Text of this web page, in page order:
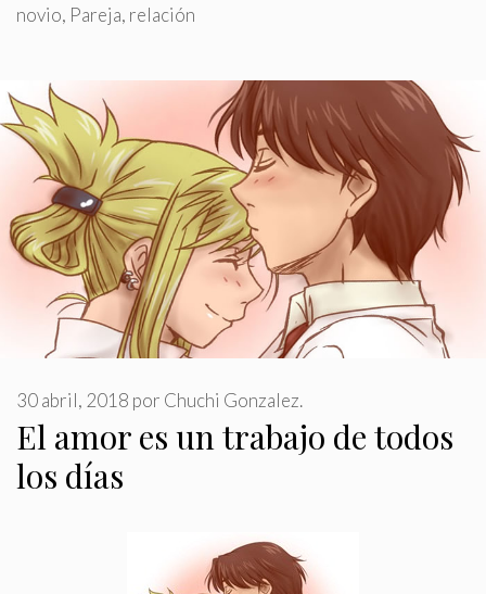
novio, Pareja, relación
El amor es un trabajo de todos
los días
30 abril, 2018 por Chuchi Gonzalez.